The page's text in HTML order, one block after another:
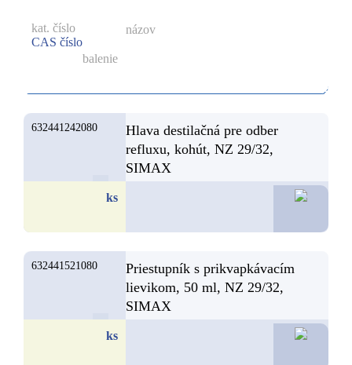
kat. číslo
CAS číslo
názov
balenie
632441242080
Hlava destilačná pre odber
refluxu, kohút, NZ 29/32,
SIMAX
ks
632441521080
Priestupník s prikvapkávacím
lievikom, 50 ml, NZ 29/32,
SIMAX
ks